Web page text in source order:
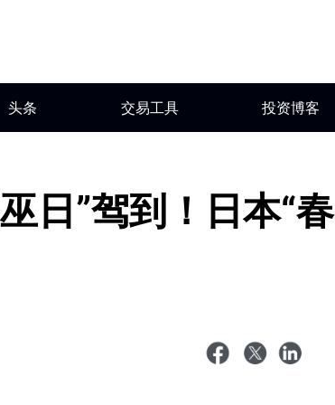
头条 交易工具 投资博客
日”驾到！日本“春